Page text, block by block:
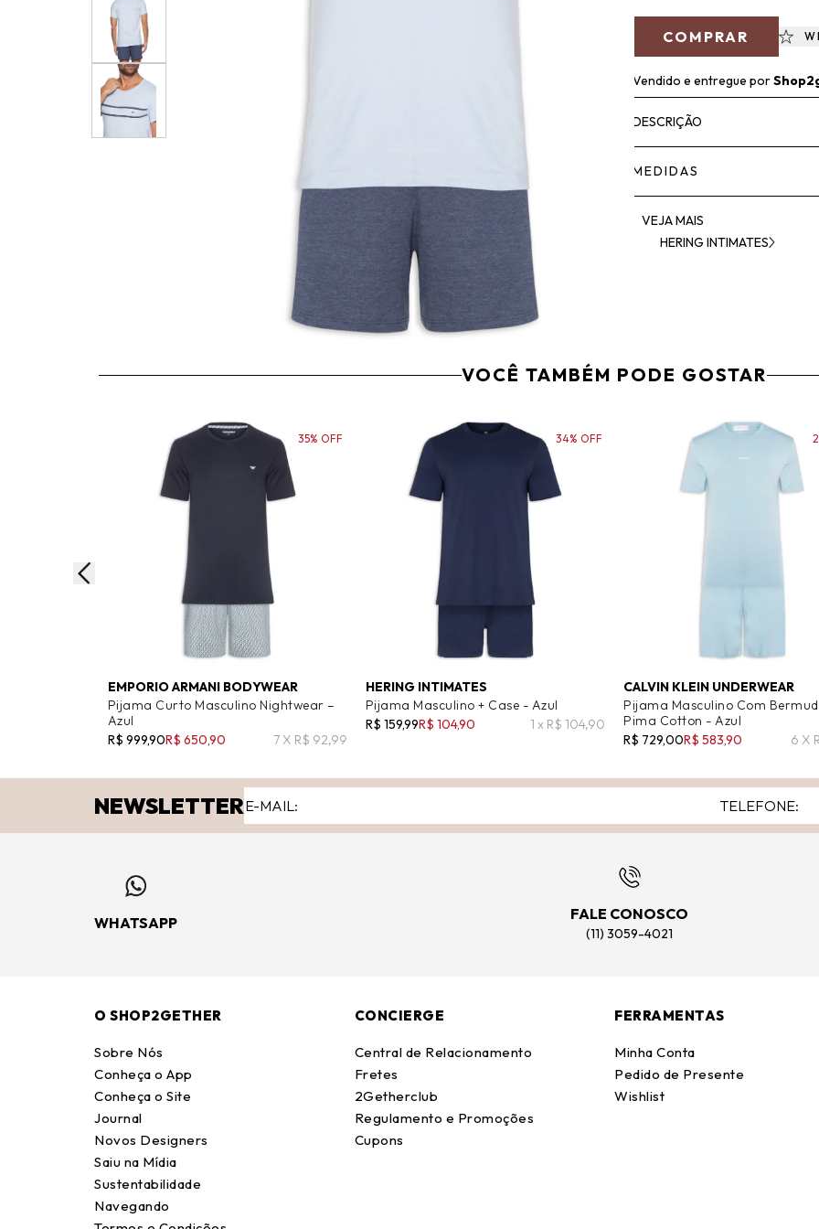
COMPRAR
Vendido e entregue por
DESCRIÇÃO
MEDIDAS
VEJA MAIS
HERING INTIMATES
VOCÊ TAMBÉM PODE GOSTAR
EMPORIO ARMANI BODYWEAR
Pijama Curto Masculino Nightwear –
Azul
R$ 999,90R$ 650,90 7 X R$ 92,99
35% OFF
HERING INTIMATES
Pijama Masculino + Case - Azul
R$ 159,99R$ 104,90 1 x R$ 104,90
34% OFF
CALVIN KLEIN UNDERWEAR
Pijama Masculino Com
Pima Cotton - Azul
R$ 729,00R$ 583,90 6 X
NEWSLETTER
WHATSAPP
FALE CONOSCO
(11) 3059-4021
O SHOP2GETHER
Sobre Nós
Conheça o App
Conheça o Site
Journal
Novos Designers
Saiu na Mídia
Sustentabilidade
Navegando
CONCIERGE
Central de Relacionamento
Fretes
2Getherclub
Regulamento e Promoções
Cupons
FERRAMENTAS
Minha Conta
Pedido de Presente
Wishlist